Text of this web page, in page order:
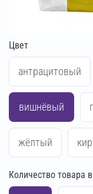
Цвет
антрацитовый
вишнёвый
жёлтый
красный
Количество товара